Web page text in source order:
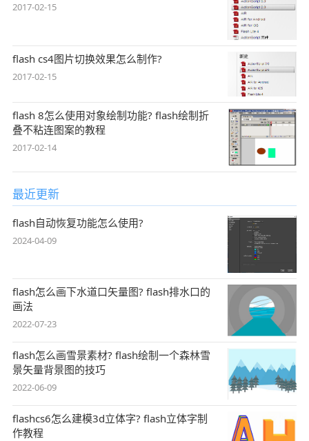
2017-02-15
flash cs4图片切换效果怎么制作?
2017-02-15
flash 8怎么使用对象绘制功能? flash绘制折
叠不粘连图案的教程
2017-02-14
最近更新
flash自动恢复功能怎么使用?
2024-04-09
flash怎么画下水道口矢量图? flash排水口的
画法
2022-07-23
flash怎么画雪景素材? flash绘制一个森林雪
景矢量背景图的技巧
2022-06-09
flashcs6怎么建模3d立体字? flash立体字制
作教程